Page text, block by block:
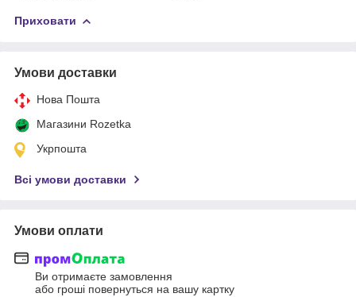
Приховати
Умови доставки
Нова Пошта
Магазини Rozetka
Укрпошта
Всі умови доставки
Умови оплати
Ви отримаєте замовлення
або гроші повернуться на вашу картку